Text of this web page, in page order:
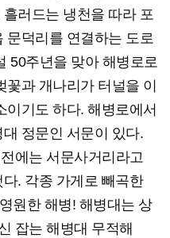
러드는 냉천을 따라 포
문덕리를 연결하는 도로
50주년을 맞아 해병로로
과 개나리가 터널을 이
기도 하다. 해병로에서
정문인 서문이 있다.
에는 서문사거리라고
. 각종 가게로 빼곡한
원한 해병! 해병대는 상
잡는 해병대 무적해